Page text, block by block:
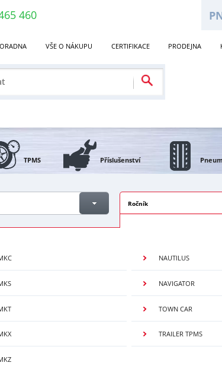
460
VŠE O NÁKUPU CERTIFIKACE PRODEJNA
TPMS Příslušenství
Ročník
NAUTILUS
NAVIGATOR
TOWN CAR
TRAILER TPMS